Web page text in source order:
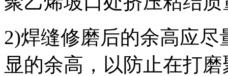
2)焊缝修磨后的余高应
显的余高，以防止在打